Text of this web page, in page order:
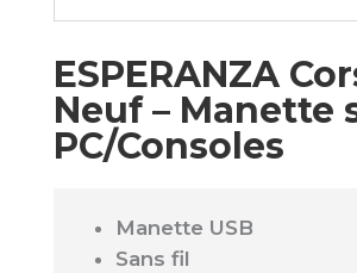
ESPERANZA
Neuf – Manette
PC/Consoles
Manette USB
Sans fil